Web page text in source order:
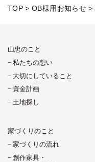
TOP >OB様用お知らせ>
山忠のこと
私たちの想い
大切にしていること
資金計画
土地探し
家づくりのこと
家づくりの流れ
創作家具・